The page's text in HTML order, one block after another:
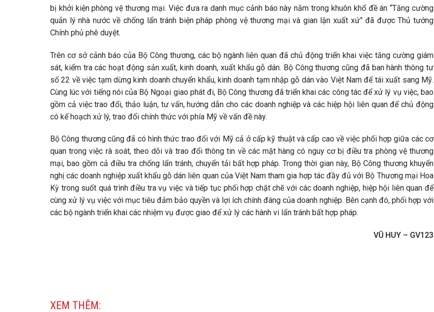
bị khởi kiện phòng vệ thương mại. Việc đưa ra danh mục cảnh báo này nằm trong khuôn khổ đề án “Tăng cường
quản lý nhà nước về chống lẩn tránh biện pháp phòng vệ thương mại và gian lận xuất xứ” đã được Thủ tướng
Chính phủ phê duyệt.
Trên cơ sở cảnh báo của Bộ Công thương, các bộ ngành liên quan đã chủ động triển khai việc tăng cường giám
sát, kiểm tra các hoạt động sản xuất, kinh doanh, xuất khẩu gỗ dán. Bộ Công thương cũng đã ban hành thông tư
số 22 về việc tạm dừng kinh doanh chuyển khẩu, kinh doanh tạm nhập gỗ dán vào Việt Nam để tái xuất sang Mỹ.
Cùng lúc với tiếng nói của Bộ Ngoại giao phát đi, Bộ Công thương đã triển khai các công tác để xử lý vụ việc, bao
gồm cả việc trao đổi, thảo luận, tư vấn, hướng dẫn cho các doanh nghiệp và các hiệp hội liên quan để chủ động
có kế hoạch xử lý, trao đổi chính thức với phía Mỹ về vấn đề này.
Bộ Công thương cũng đã có hình thức trao đổi với Mỹ cả ở cấp kỹ thuật và cấp cao về việc phối hợp giữa các cơ
quan trong việc rà soát, theo dõi và trao đổi thông tin về các mặt hàng có nguy cơ bị điều tra phòng vệ thương
mại, bao gồm cả điều tra chống lẩn tránh, chuyển tải bất hợp pháp. Trong thời gian này, Bộ Công thương khuyến
nghị các doanh nghiệp xuất khẩu gỗ dán liên quan của Việt Nam tham gia hợp tác đầy đủ với Bộ Thương mại Hoa
Kỳ trong suốt quá trình điều tra vụ việc và tiếp tục phối hợp chặt chẽ với các doanh nghiệp, hiệp hội liên quan để
cùng xử lý vụ việc với mục tiêu đảm bảo quyền và lợi ích chính đáng của doanh nghiệp. Bên cạnh đó, phối hợp với
các bộ ngành triển khai các nhiệm vụ được giao để xử lý các hành vi lẩn tránh bất hợp pháp.
VŨ HUY – GV123
XEM THÊM: